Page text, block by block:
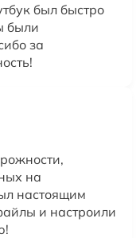
был быстро
были
за
на
настоящим
и настроили